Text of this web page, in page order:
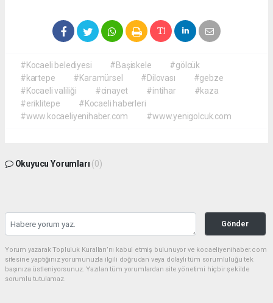
#Kocaeli belediyesi #Başiskele
#gölcük
#kartepe
#Karamürsel #Dilovası
#gebze
#Kocaeli valiliği
#cinayet #intihar
#kaza
#eriklitepe
#Kocaeli haberleri
#www.kocaeliyenihaber.com
#www.yenigolcuk.com
Okuyucu Yorumları (0)
Gönder
Yorum yazarak Topluluk Kuralları’nı kabul etmiş bulunuyor ve kocaeliyenihaber.com
sitesine yaptığınız yorumunuzla ilgili doğrudan veya dolaylı tüm sorumluluğu tek
başınıza üstleniyorsunuz. Yazılan tüm yorumlardan site yönetimi hiçbir şekilde
sorumlu tutulamaz.